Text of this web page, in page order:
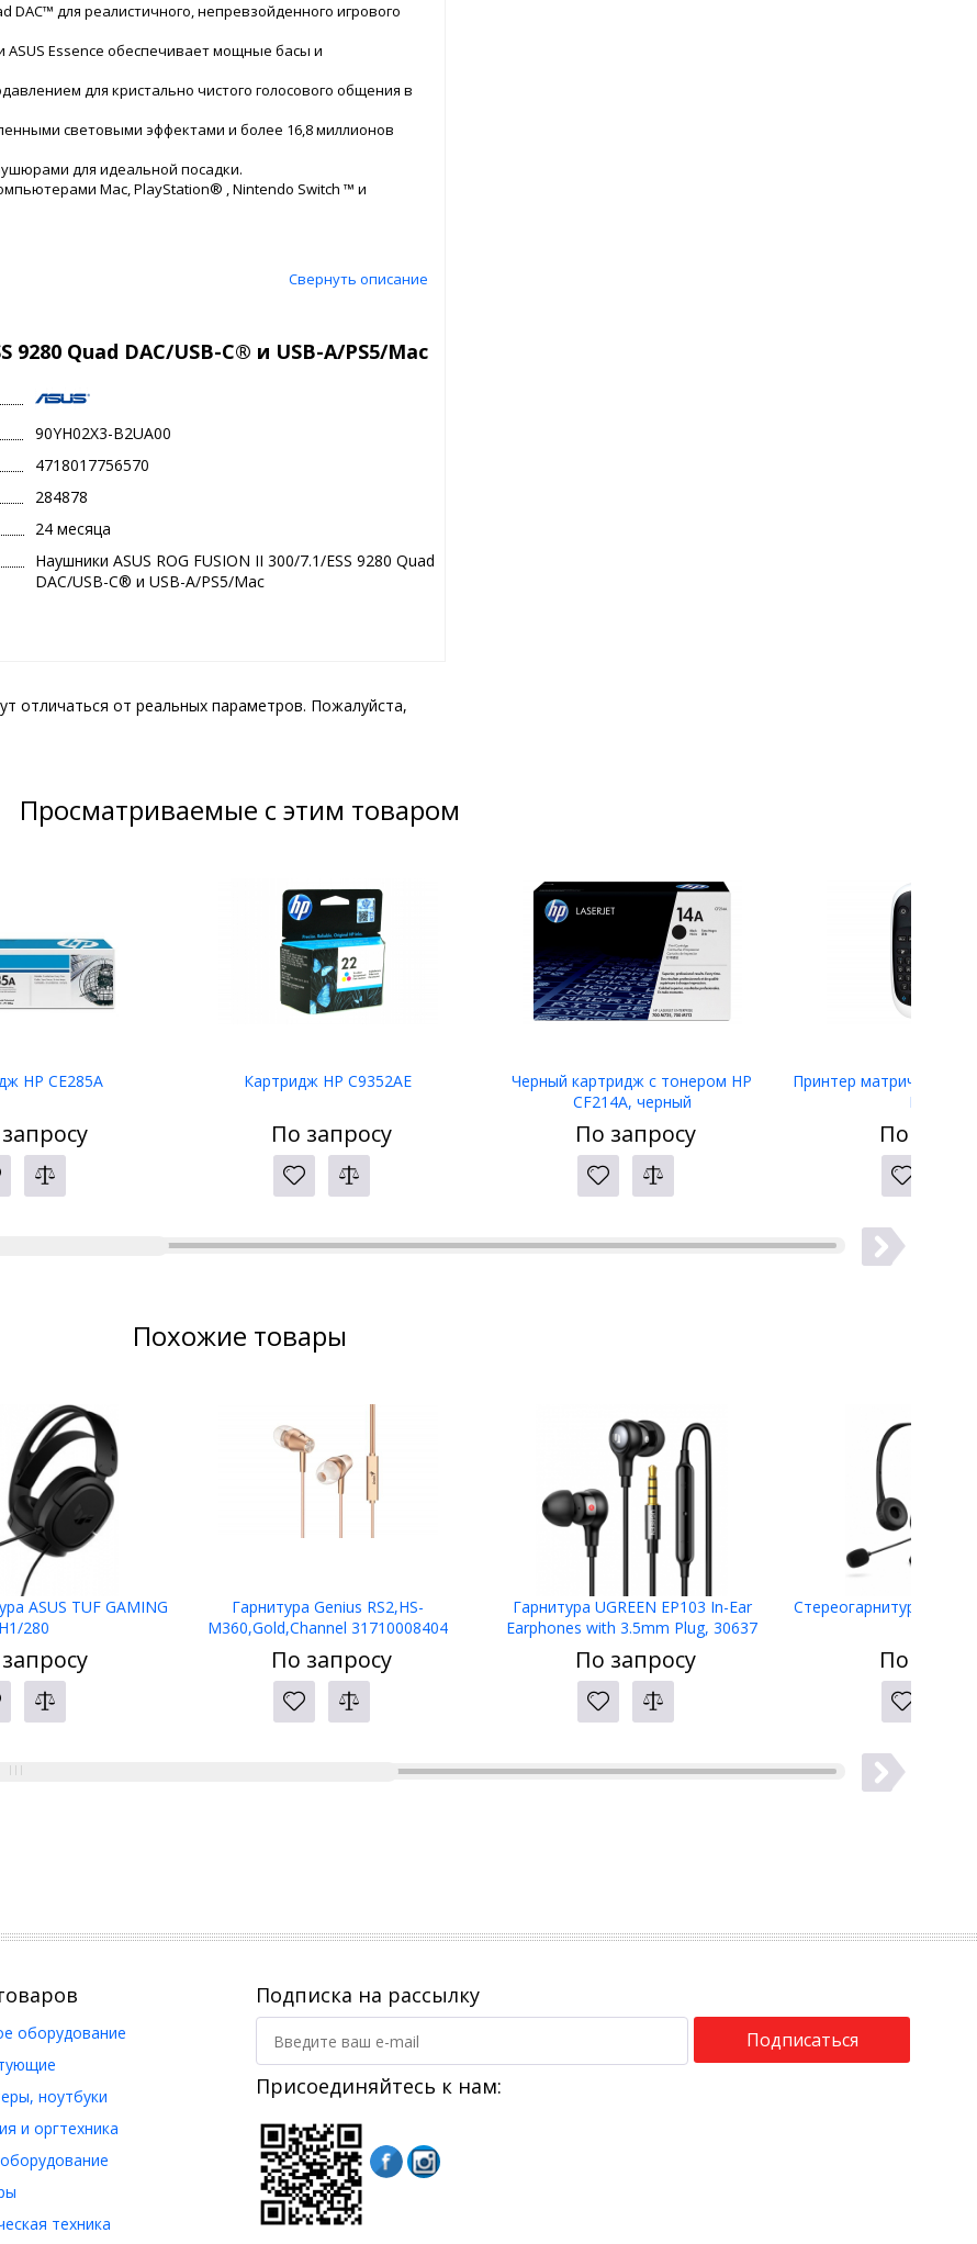
DAC™ для реалистичного, непревзойденного игрового
Essence обеспечивает мощные басы и
для кристально чистого голосового общения в
световыми эффектами и более 16,8 миллионов
для идеальной посадки.
Mac, PlayStation® , Nintendo Switch ™ и
Свернуть описание
9280 Quad DAC/USB-C® и USB-A/PS5/Mac
90YH02X3-B2UA00
4718017756570
284878
24 месяца
Наушники ASUS ROG FUSION II 300/7.1/ESS 9280 Quad
DAC/USB-C® и USB-A/PS5/Mac
отличаться от реальных параметров. Пожалуйста,
Просматриваемые с этим товаром
HP CE285A Картридж HP C9352AE
По запросу
Черный картридж с тонером HP
CF214A, черный
По запросу
Принтер матричный
LW-400
По
Похожие товары
ASUS TUF GAMING
H1/280
Гарнитура Genius RS2,HS-
M360,Gold,Channel 31710008404
По запросу
Гарнитура UGREEN EP103 In-Ear
Earphones with 3.5mm Plug, 30637
По запросу
Стереогарнитура HP
По
оборудование
ноутбуки
и оргтехника
техника
Подписка на рассылку
Подписаться
Присоединяйтесь к нам: